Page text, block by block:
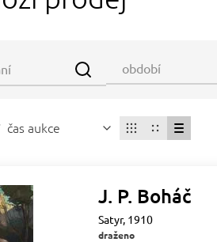
čas aukce
J. P. Boháč
Satyr, 1910
draženo